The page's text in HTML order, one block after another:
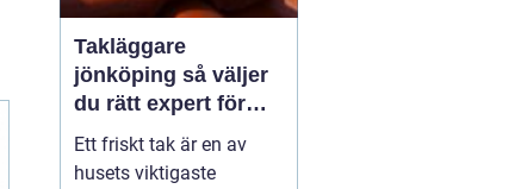
Takläggare
jönköping så väljer
du rätt expert för
ditt tak
Ett friskt tak är en av
husets viktigaste